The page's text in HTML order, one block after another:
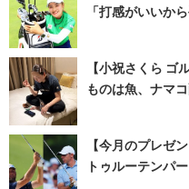
「打感がいいか
【小祝さくら
ものは魚、ナマ
【今月のプレゼ
トゥルーテンパ